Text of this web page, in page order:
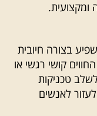
בצורה חיובית
קושי רגשי או
טכניקות
לאנשים